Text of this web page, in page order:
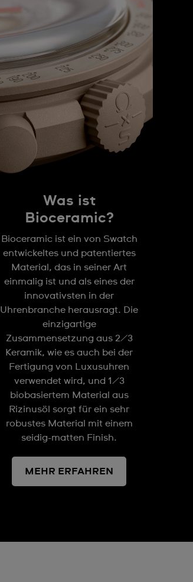
Was ist
Bioceramic?
Bioceramic ist ein von Swatch
entwickeltes und patentiertes
Material, das in seiner Art
einmalig ist und als eines der
innovativsten in der
Uhrenbranche herausragt. Die
einzigartige
Zusammensetzung aus 2/3
Keramik, wie es auch bei der
Fertigung von Luxusuhren
verwendet wird, und 1/3
biobasiertem Material aus
Rizinusöl sorgt für ein sehr
robustes Material mit einem
seidig-matten Finish.
MEHR ERFAHREN